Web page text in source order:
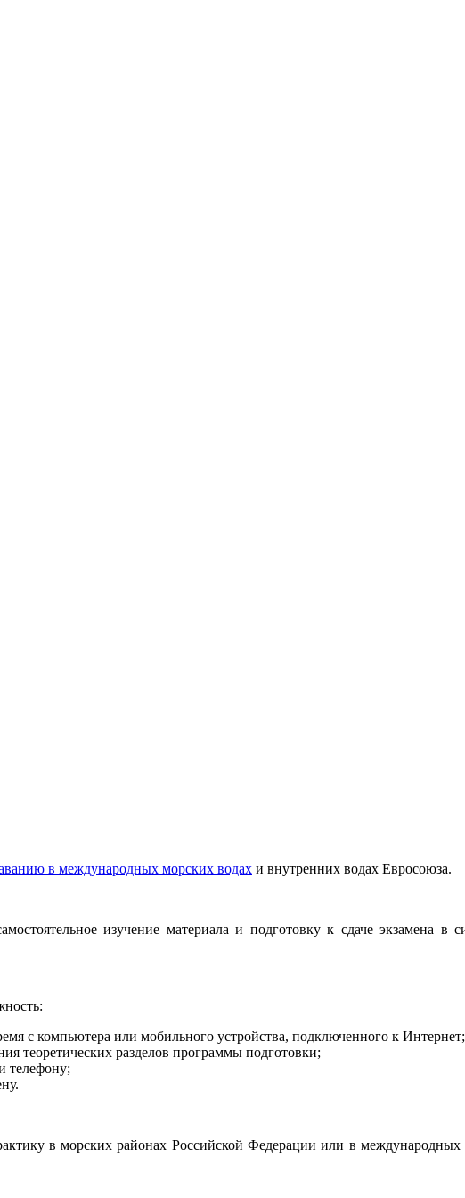
в международных морских водах и внутренних водах Евросоюза.
изучение материала и подготовку к сдаче экзамена в
с компьютера или мобильного устройства, подключенного к Интернет;
теоретических разделов программы подготовки;
телефону;
в морских районах Российской Федерации или в международных